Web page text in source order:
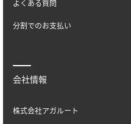
よくある質問
分割でのお支払い
会社情報
株式会社アガルート